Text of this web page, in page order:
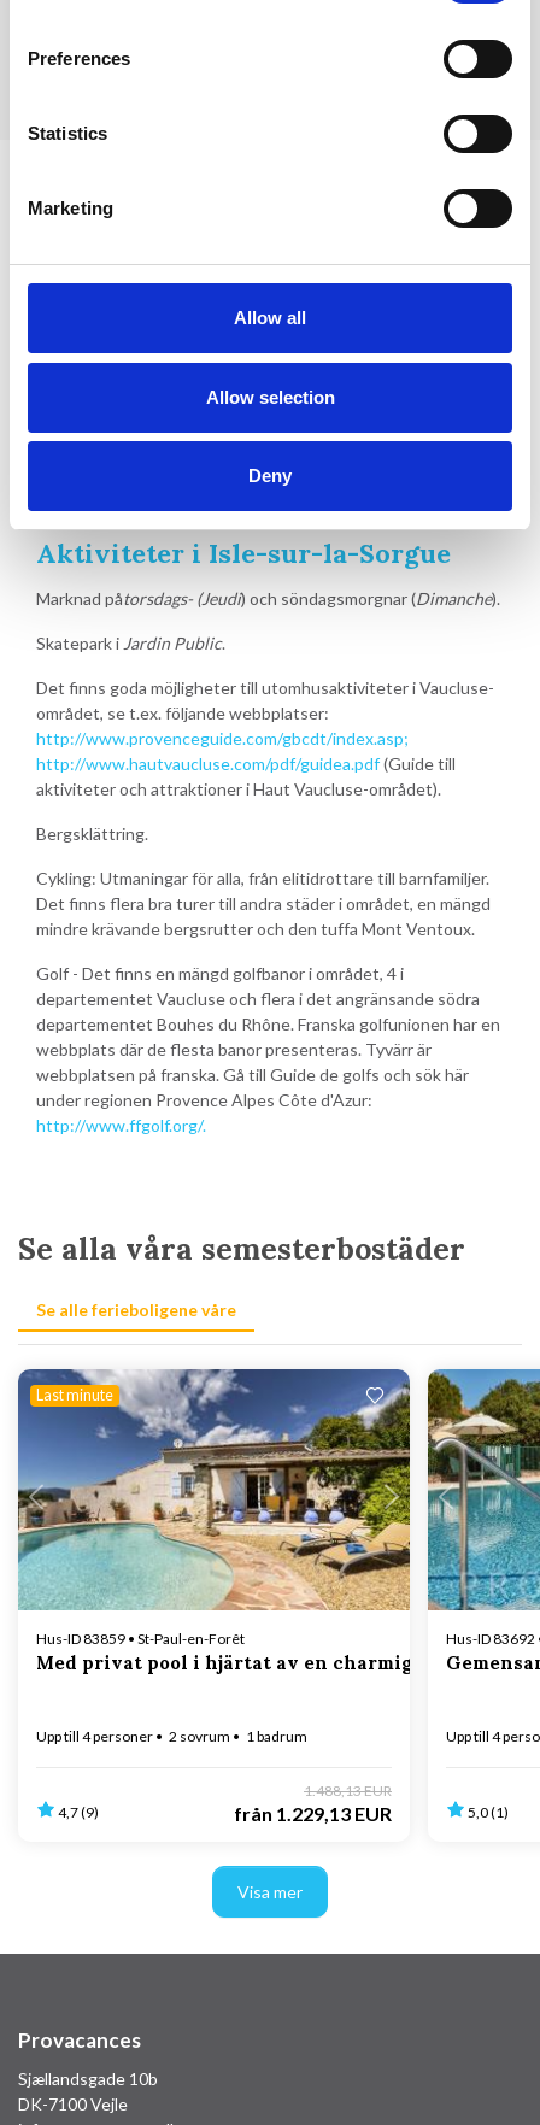
Preferences
Statistics
Marketing
Allow all
Allow selection
Deny
Aktiviteter i Isle-sur-la-Sorgue
Marknad påtorsdags- (Jeudi) och söndagsmorgnar (Dimanche).
Skatepark i Jardin Public.
Det finns goda möjligheter till utomhusaktiviteter i Vaucluse-
området, se t.ex. följande webbplatser:
http://www.provenceguide.com/gbcdt/index.asp;
http://www.hautvaucluse.com/pdf/guidea.pdf(Guide till
aktiviteter och attraktioner i Haut Vaucluse-området).
Bergsklättring.
Cykling: Utmaningar för alla, från elitidrottare till barnfamiljer.
Det finns flera bra turer till andra städer i området, en mängd
mindre krävande bergsrutter och den tuffa Mont Ventoux.
Golf - Det finns en mängd golfbanor i området, 4 i
departementet Vaucluse och flera i det angränsande södra
departementet Bouhes du Rhône. Franska golfunionen har en
webbplats där de flesta banor presenteras. Tyvärr är
webbplatsen på franska. Gå till Guide de golfs och sök här
under regionen Provence Alpes Côte d'Azur:
http://www.ffgolf.org/.
Se alla våra semesterbostäder
Se alle ferieboligene våre
Last minute
Laddar...
Hus-ID 83859 • St-Paul-en-Forêt
Med privat pool i hjärtat av en charmig by
Upp till 4 personer 2 sovrum 1 badrum
4,7 (9)
1.488,13 EUR
från 1.229,13 EUR
Hus-ID 83692
Upp till 4
5,0 (1)
Visa mer
Provacances
Sjællandsgade 10b
DK-7100 Vejle